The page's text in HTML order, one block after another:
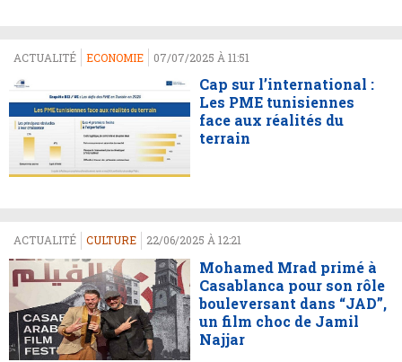
ACTUALITÉ ECONOMIE 07/07/2025 À 11:51
Cap sur l’international :
Les PME tunisiennes
face aux réalités du
terrain
ACTUALITÉ CULTURE 22/06/2025 À 12:21
Mohamed Mrad primé à
Casablanca pour son rôle
bouleversant dans “JAD”,
un film choc de Jamil
Najjar